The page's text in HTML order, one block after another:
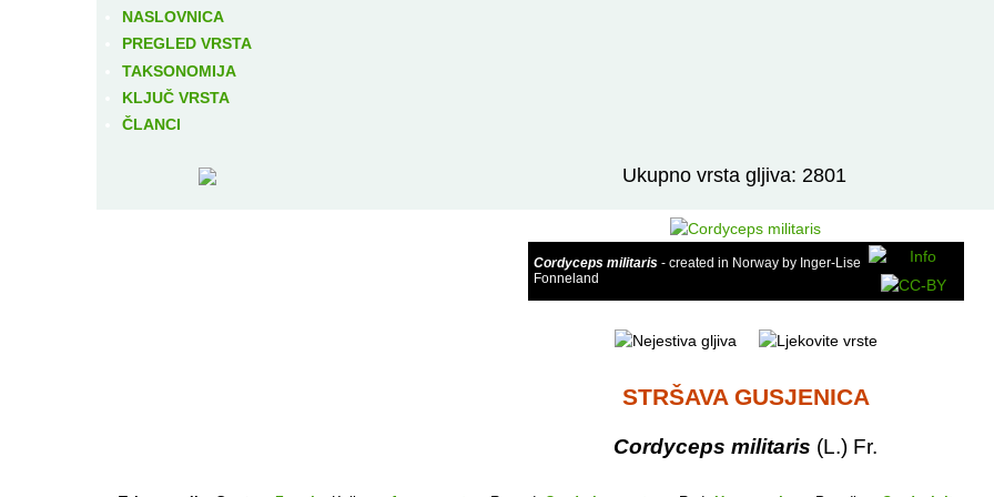
NASLOVNICA
PREGLED VRSTA
TAKSONOMIJA
KLJUČ VRSTA
ČLANCI
Ukupno vrsta gljiva: 2801
Cordyceps militaris- created in Norway by Inger-Lise
Fonneland
STRŠAVA GUSJENICA
Cordyceps militaris (L.) Fr.